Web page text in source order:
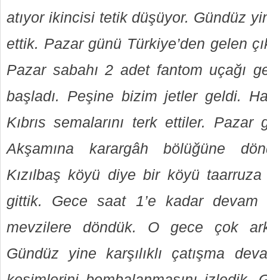
atıyor ikincisi tetik düşüyor. Gündüz
ettik. Pazar günü Türkiye’den gelen
Pazar sabahı 2 adet fantom uçağı
başladı. Peşine bizim jetler geldi.
Kıbrıs semalarını terk ettiler. Pazar
Akşamına karargâh bölüğüne
Kızılbaş köyü diye bir köyü taarruza
gittik. Gece saat 1’e kadar devam
mevzilere döndük. O gece çok
Gündüz yine karşılıklı çatışma